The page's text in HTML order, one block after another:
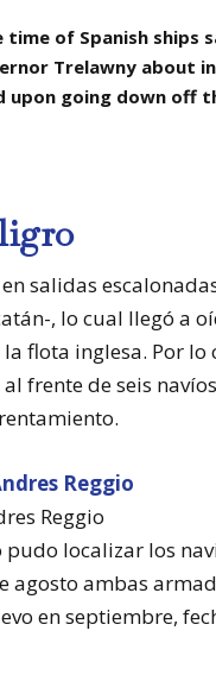
of Spanish ships
Trelawny about
going down off
salidas
, lo cual llegó a
flota inglesa. Por lo
frente de seis
Reggio
localizar los
agosto ambas
en septiembre,